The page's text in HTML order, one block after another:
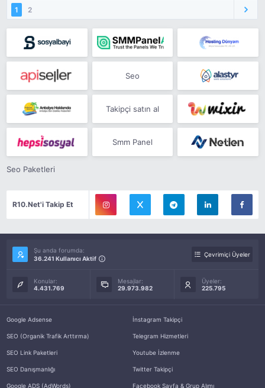
1 2
Seo
Takipçi satın al
Smm Panel
Seo Paketleri
R10.Net'i Takip Et
Şu anda forumda:
36.241 Kullanıcı Aktif
Çevrimiçi Üyeler
Konular:
4.431.769
Mesajlar:
29.973.982
Üyeler:
225.795
Google Adsense
SEO (Organik Trafik Arttırma)
SEO Link Paketleri
SEO Danışmanlığı
Google ADS (AdWords)
İnstagram Takipçi
Telegram Hizmetleri
Youtube İzlenme
Twitter Takipçi
Facebook Sayfa & Grup Alımı